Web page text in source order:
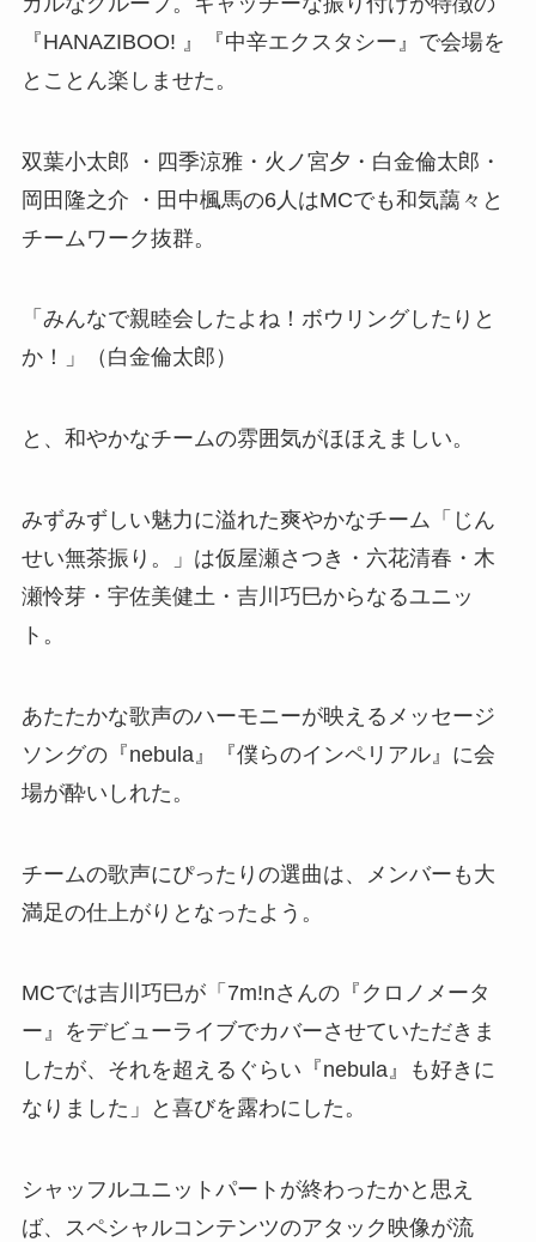
『HANAZIBOO! 』『中辛エクスタシー』で会場を
とことん楽しませた。
双葉小太郎 ・四季涼雅・火ノ宮夕・白金倫太郎・
岡田隆之介 ・田中楓馬の6人はMCでも和気藹々と
チームワーク抜群。
「みんなで親睦会したよね！ボウリングしたりと
か！」（白金倫太郎）
と、和やかなチームの雰囲気がほほえましい。
みずみずしい魅力に溢れた爽やかなチーム「じん
せい無茶振り。」は仮屋瀬さつき・六花清春・木
瀬怜芽・宇佐美健土・吉川巧巳からなるユニッ
ト。
あたたかな歌声のハーモニーが映えるメッセージ
ソングの『nebula』『僕らのインペリアル』に会
場が酔いしれた。
チームの歌声にぴったりの選曲は、メンバーも大
満足の仕上がりとなったよう。
MCでは吉川巧巳が「7m!nさんの『クロノメータ
ー』をデビューライブでカバーさせていただきま
したが、それを超えるぐらい『nebula』も好きに
なりました」と喜びを露わにした。
シャッフルユニットパートが終わったかと思え
ば、スペシャルコンテンツのアタック映像が流